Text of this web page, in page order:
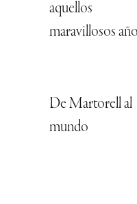
aquellos
maravillosos
De Martorell al
mundo